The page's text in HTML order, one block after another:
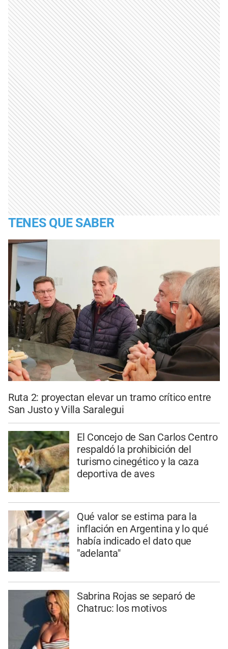
TENES QUE SABER
Ruta 2: proyectan elevar un tramo crítico entre
San Justo y Villa Saralegui
El Concejo de San Carlos Centro
respaldó la prohibición del
turismo cinegético y la caza
deportiva de aves
Qué valor se estima para la
inflación en Argentina y lo qué
había indicado el dato que
"adelanta"
Sabrina Rojas se separó de
Chatruc: los motivos